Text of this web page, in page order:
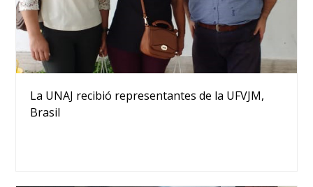
La UNAJ recibió representantes de la UFVJM,
Brasil